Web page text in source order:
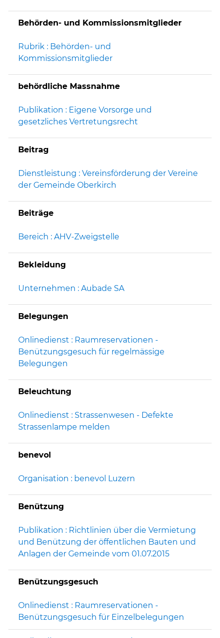
Behörden- und Kommissionsmitglieder
Rubrik : Behörden- und
Kommissionsmitglieder
behördliche Massnahme
Publikation : Eigene Vorsorge und
gesetzliches Vertretungsrecht
Beitrag
Dienstleistung : Vereinsförderung der Vereine
der Gemeinde Oberkirch
Beiträge
Bereich : AHV-Zweigstelle
Bekleidung
Unternehmen : Aubade SA
Belegungen
Onlinedienst : Raumreservationen -
Benützungsgesuch für regelmässige
Belegungen
Beleuchtung
Onlinedienst : Strassenwesen - Defekte
Strassenlampe melden
benevol
Organisation : benevol Luzern
Benützung
Publikation : Richtlinien über die Vermietung
und Benützung der öffentlichen Bauten und
Anlagen der Gemeinde vom 01.07.2015
Benützungsgesuch
Onlinedienst : Raumreservationen -
Benützungsgesuch für Einzelbelegungen